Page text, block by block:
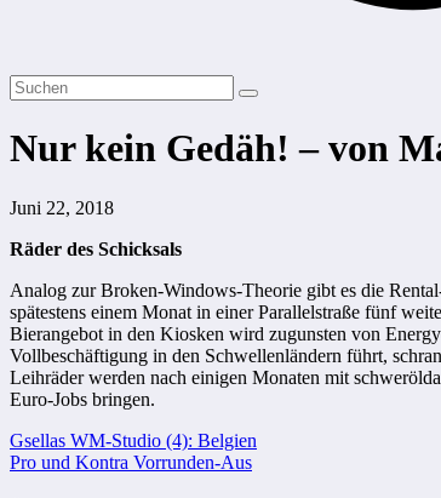
Nur kein Gedäh! – von
Juni 22, 2018
Räder des Schicksals
Analog zur Broken-Windows-Theorie gibt es die
spätestens einem Monat in einer Parallelstraße fünf
Bierangebot in den Kiosken wird zugunsten von
Vollbeschäftigung in den Schwellenländern führt,
Leihräder werden nach einigen Monaten mit
Euro-Jobs bringen.
Beitragsnavigation
Gsellas WM-Studio (4): Belgien
Pro und Kontra Vorrunden-Aus